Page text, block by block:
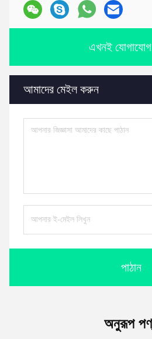
এখনই
আমাদের মেইল করুন
পাঠান
অনুরূপ